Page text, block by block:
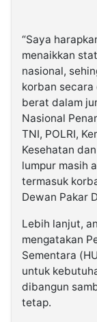
“Saya
menaikkan
nasional,
korban secara
berat dalam
Nasional
TNI, POLRI,
Kesehatan
lumpur masih
termasuk
Dewan Pakar
Lebih lanjut,
mengatakan
Sementara
untuk
dibangun
tetap.